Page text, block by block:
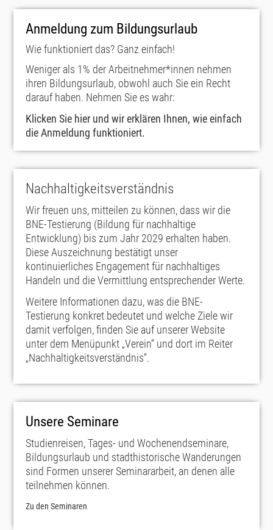
Anmeldung zum Bildungsurlaub
Wie funktioniert das? Ganz einfach!
Weniger als 1% der Arbeitnehmer*innen nehmen
ihren Bildungsurlaub, obwohl auch Sie ein Recht
darauf haben. Nehmen Sie es wahr:
Klicken Sie hier und wir erklären Ihnen, wie einfach
die Anmeldung funktioniert.
Nachhaltigkeitsverständnis
Wir freuen uns, mitteilen zu können, dass wir die
BNE-Testierung (Bildung für nachhaltige
Entwicklung) bis zum Jahr 2029 erhalten haben.
Diese Auszeichnung bestätigt unser
kontinuierliches Engagement für nachhaltiges
Handeln und die Vermittlung entsprechender Werte.
Weitere Informationen dazu, was die BNE-
Testierung konkret bedeutet und welche Ziele wir
damit verfolgen, finden Sie auf unserer Website
unter dem Menüpunkt „Verein“ und dort im Reiter
„Nachhaltigkeitsverständnis“.
Unsere Seminare
Studienreisen, Tages- und Wochenendseminare,
Bildungsurlaub und stadthistorische Wanderungen
sind Formen unserer Seminararbeit, an denen alle
teilnehmen können.
Zu den Seminaren